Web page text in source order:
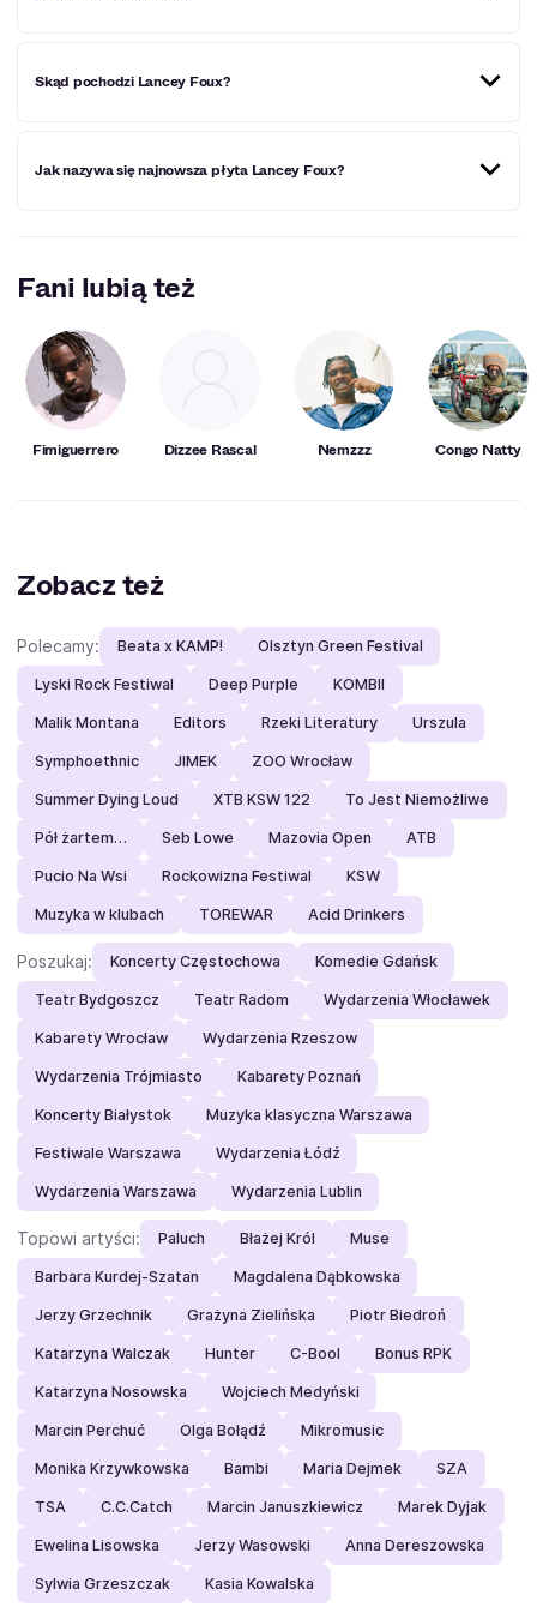
2023 roku skończy 28 lat.
Skąd pochodzi Lancey Foux?
Stratford.
Jak nazywa się najnowsza płyta Lancey Foux?
Fani lubią też
Fimiguerrero Dizzee Rascal Nemzzz Congo Natty
Zobacz też
Polecamy: Beata x KAMP! Olsztyn Green Festival
Lyski Rock Festiwal Deep Purple KOMBII
Malik Montana Editors Rzeki Literatury Urszula
Symphoethnic JIMEK ZOO Wrocław
Summer Dying Loud XTB KSW 122 To Jest Niemożliwe
Pół żartem… Seb Lowe Mazovia Open ATB
Pucio Na Wsi Rockowizna Festiwal KSW
Muzyka w klubach TOREWAR Acid Drinkers
Poszukaj: Koncerty Częstochowa Komedie Gdańsk
Teatr Bydgoszcz Teatr Radom Wydarzenia Włocławek
Kabarety Wrocław Wydarzenia Rzeszow
Wydarzenia Trójmiasto Kabarety Poznań
Koncerty Białystok Muzyka klasyczna Warszawa
Festiwale Warszawa Wydarzenia Łódź
Wydarzenia Warszawa Wydarzenia Lublin
Topowi artyści: Paluch Błażej Król Muse
Barbara Kurdej-Szatan Magdalena Dąbkowska
Jerzy Grzechnik Grażyna Zielińska Piotr Biedroń
Katarzyna Walczak Hunter C-Bool Bonus RPK
Katarzyna Nosowska Wojciech Medyński
Marcin Perchuć Olga Bołądź Mikromusic
Monika Krzywkowska Bambi Maria Dejmek SZA
TSA C.C.Catch Marcin Januszkiewicz Marek Dyjak
Ewelina Lisowska Jerzy Wasowski Anna Dereszowska
Sylwia Grzeszczak Kasia Kowalska